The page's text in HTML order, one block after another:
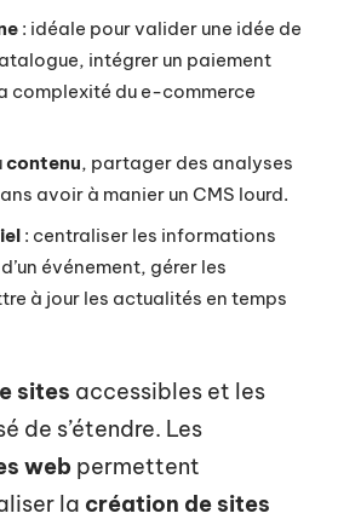
: idéale pour valider une idée de
intégrer un paiement
complexité du e-commerce
contenu, partager des analyses
avoir à manier un CMS lourd.
: centraliser les informations
événement, gérer les
à jour les actualités en temps
sites accessibles et les
de s’étendre. Les
web permettent
la création de sites